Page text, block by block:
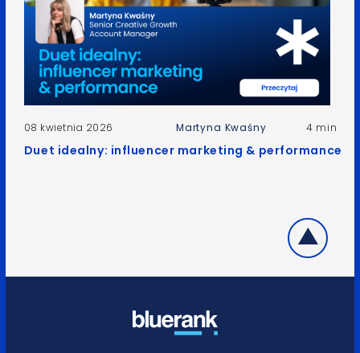
08 kwietnia 2026 Martyna Kwaśny 4 min
Duet idealny: influencer marketing & performance